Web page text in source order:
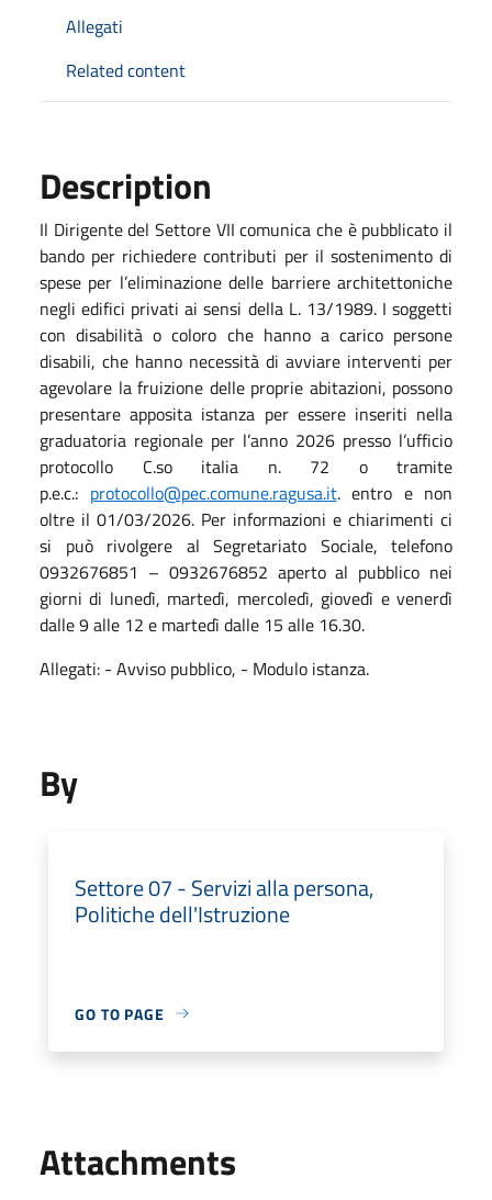
Allegati
Related content
Description
Il Dirigente del Settore VII comunica che è pubblicato il
bando per richiedere contributi per il sostenimento di
spese per l’eliminazione delle barriere architettoniche
negli edifici privati ai sensi della L. 13/1989. I soggetti
con disabilità o coloro che hanno a carico persone
disabili, che hanno necessità di avviare interventi per
agevolare la fruizione delle proprie abitazioni, possono
presentare apposita istanza per essere inseriti nella
graduatoria regionale per l’anno 2026 presso l’ufficio
protocollo C.so italia n. 72 o tramite
p.e.c.: protocollo@pec.comune.ragusa.it. entro e non
oltre il 01/03/2026. Per informazioni e chiarimenti ci
si può rivolgere al Segretariato Sociale, telefono
0932676851 – 0932676852 aperto al pubblico nei
giorni di lunedì, martedì, mercoledì, giovedì e venerdì
dalle 9 alle 12 e martedì dalle 15 alle 16.30.
Allegati: - Avviso pubblico, - Modulo istanza.
By
Settore 07 - Servizi alla persona,
Politiche dell'Istruzione
GO TO PAGE
Attachments